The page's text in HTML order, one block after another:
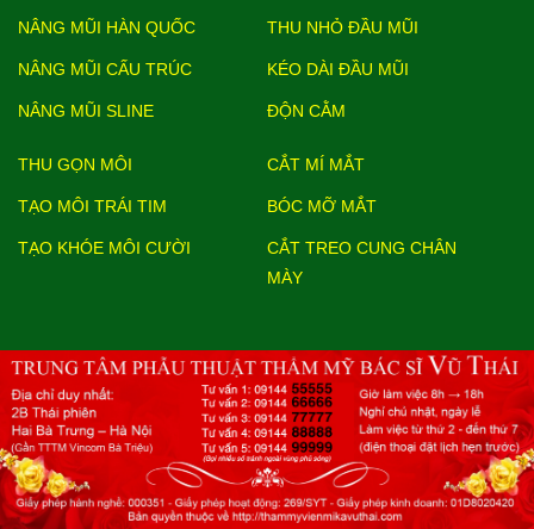
NÂNG MŨI HÀN QUỐC
NÂNG MŨI CẤU TRÚC
NÂNG MŨI SLINE
THU NHỎ ĐẦU MŨI
KÉO DÀI ĐẦU MŨI
ĐỘN CẰM
THU GỌN MÔI
TẠO MÔI TRÁI TIM
TẠO KHÓE MÔI CƯỜI
CẮT MÍ MẮT
BÓC MỠ MẮT
CẮT TREO CUNG CHÂN
MÀY